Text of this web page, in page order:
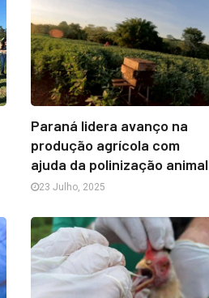
Paraná lidera avanço na
produção agrícola com
ajuda da polinização animal
23 Julho, 2025